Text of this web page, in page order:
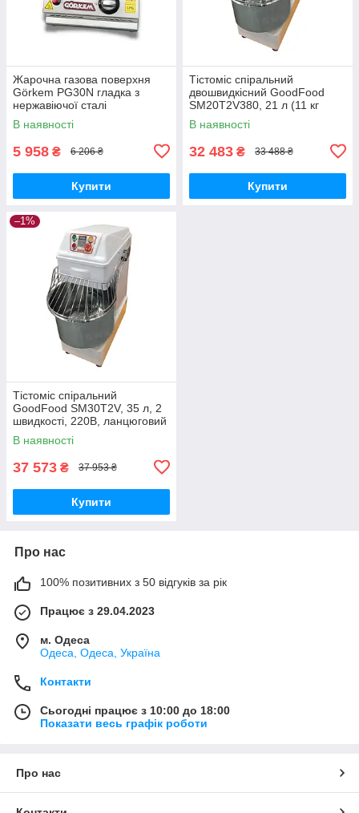
Жарочна газова поверхня
Görkem PG30N гладка з
нержавіючої сталі
В наявності
5 958 ₴ 6 206 ₴
Купити
Тістоміс спіральний
двошвидкісний GoodFood
SM20T2V380, 21 л (11 кг
тіста), 380В, для дріжджового
тіста
В наявності
32 483 ₴ 33 488 ₴
Купити
–1%
Тістоміс спіральний
GoodFood SM30T2V, 35 л, 2
швидкості, 220В, ланцюговий
привід, до 22 кг
В наявності
37 573 ₴ 37 953 ₴
Купити
Про нас
100% позитивних з 50 відгуків за рік
Працює з 29.04.2023
м. Одеса
Одеса, Одеса, Україна
Контакти
Сьогодні працює з 10:00 до 18:00
Показати весь графік роботи
Про нас